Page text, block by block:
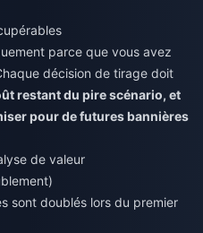
parce que vous avez
décision de tirage doit
restant du pire scénario, et
pour de futures bannières
de valeur
sont doublés lors du premier